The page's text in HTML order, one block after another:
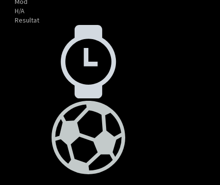
H/A
Resultat